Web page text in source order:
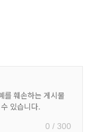
0 / 300